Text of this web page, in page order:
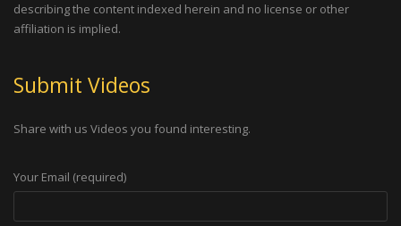
describing the content indexed herein and no license or other
affiliation is implied.
Submit Videos
Share with us Videos you found interesting.
Your Email (required)